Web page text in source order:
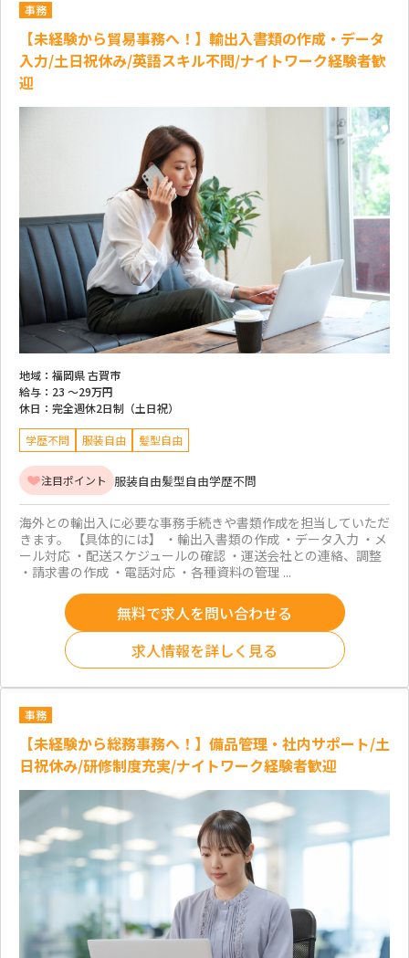
事務
【未経験から貿易事務へ！】輸出入書類の作成・データ
入力/土日祝休み/英語スキル不問/ナイトワーク経験者歓
迎
地域： 福岡県 古賀市
給与： 23 ～29万円
休日： 完全週休2日制（土日祝）
学歴不問 服装自由 髪型自由
注目ポイント 服装自由髪型自由学歴不問
海外との輸出入に必要な事務手続きや書類作成を担当していただ
きます。 【具体的には】 ・輸出入書類の作成 ・データ入力 ・メ
ール対応 ・配送スケジュールの確認 ・運送会社との連絡、調整
・請求書の作成 ・電話対応 ・各種資料の管理 ...
無料で求人を問い合わせる
求人情報を詳しく見る
事務
【未経験から総務事務へ！】備品管理・社内サポート/土
日祝休み/研修制度充実/ナイトワーク経験者歓迎